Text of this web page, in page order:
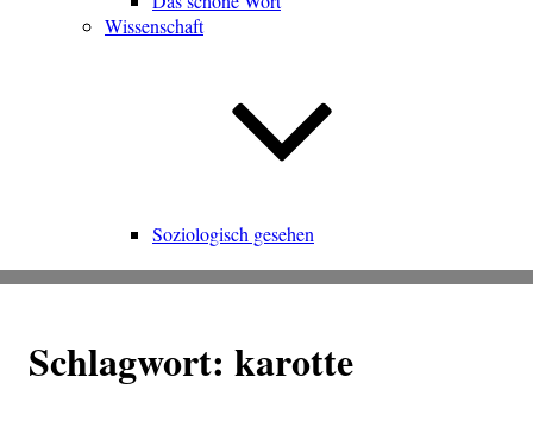
Wissenschaft
Soziologisch gesehen
Schlagwort: karotte